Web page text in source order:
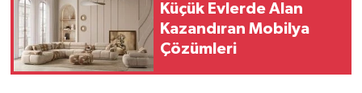
Küçük Evlerde Alan
Kazandıran Mobilya
Çözümleri